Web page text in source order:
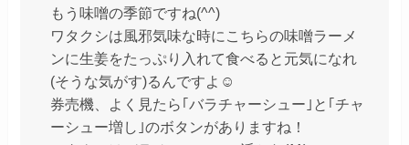
もう味噌の季節ですね(^^)
ワタクシは風邪気味な時にこちらの味噌ラーメ
ンに生姜をたっぷり入れて食べると元気になれ
(そうな気がす)るんですよ☺️
券売機、よく見たら｢バラチャーシュー｣と｢チャ
ーシュー増し｣のボタンがありますね！